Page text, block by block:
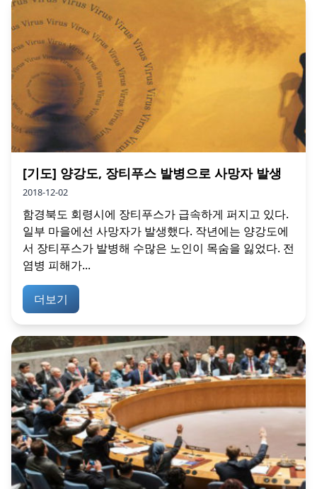
[기도] 양강도, 장티푸스 발병으로 사망자 발생
2018-12-02
함경북도 회령시에 장티푸스가 급속하게 퍼지고 있다.
일부 마을에선 사망자가 발생했다. 작년에는 양강도에
서 장티푸스가 발병해 수많은 노인이 목숨을 잃었다. 전
염병 피해가...
더보기